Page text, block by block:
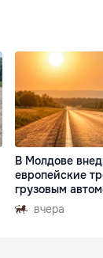
В Молдове
европейские
грузовым
вчера